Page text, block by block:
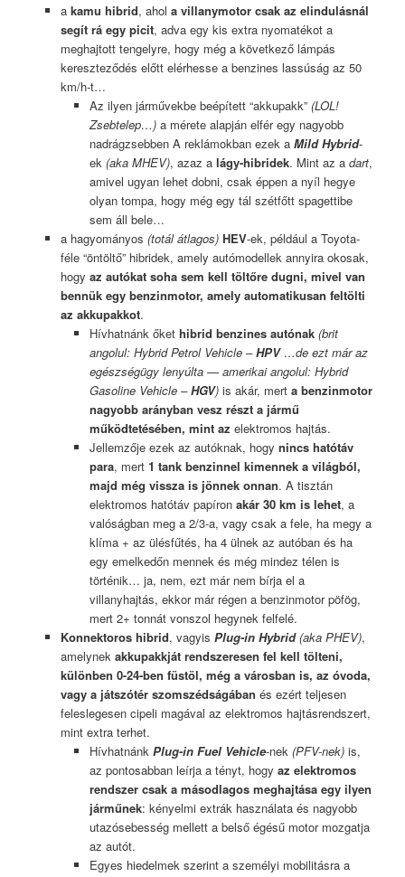
a kamu hibrid, ahol a villanymotor csak az elindulásnál
segít rá egy picit, adva egy kis extra nyomatékot a
meghajtott tengelyre, hogy még a következő lámpás
kereszteződés előtt elérhesse a benzines lassúság az 50
km/h-t…
Az ilyen járművekbe beépített “akkupakk”(LOL!
Zsebtelep…) a mérete alapján elfér egy nagyobb
nadrágzsebben A reklámokban ezek aMild Hybrid-
ek(aka MHEV), azaz alágy-hibridek. Mint az adart,
amivel ugyan lehet dobni, csak éppen a nyíl hegye
olyan tompa, hogy még egy tál szétfőtt spagettibe
sem áll bele…
a hagyományos (totál átlagos) HEV-ek, például a Toyota-
féle “öntöltő” hibridek, amely autómodellek annyira okosak,
hogy az autókat soha sem kell töltőre dugni, mivel van
bennük egy benzinmotor, amely automatikusan feltölti
az akkupakkot.
Hívhatnánk őkethibrid benzines autónak (brit
angolul: Hybrid Petrol Vehicle –HPV…de ezt már az
egészségügy lenyúlta — amerikai angolul: Hybrid
Gasoline Vehicle –HGV) is akár, merta benzinmotor
nagyobb arányban vesz részt a jármű
működtetésében, mint azelektromos hajtás.
Jellemzője ezek az autóknak, hogynincs hatótáv
para, mert1 tank benzinnel kimennek a világból,
majd még vissza is jönnek onnan. A tisztán
elektromos hatótáv papíronakár 30 km is lehet, a
valóságban meg a 2/3-a, vagy csak a fele, ha megy a
klíma + az ülésfűtés, ha 4 ülnek az autóban és ha
egy emelkedőn mennek és még mindez télen is
történik… ja, nem, ezt már nem bírja el a
villanyhajtás, ekkor már régen a benzinmotor pöfög,
mert 2+ tonnát vonszol hegynek felfelé.
Konnektoros hibrid, vagyis Plug-in Hybrid(aka PHEV),
amelynek akkupakkját rendszeresen fel kell tölteni,
különben 0-24-ben füstöl, még a városban is, az óvoda,
vagy a játszótér szomszédságában és ezért teljesen
feleslegesen cipeli magával az elektromos hajtásrendszert,
mint extra terhet.
HívhatnánkPlug-in Fuel Vehicle-nek(PFV-nek) is,
az pontosabban leírja a tényt, hogyaz elektromos
rendszer csak a másodlagos meghajtása egy ilyen
járműnek: kényelmi extrák használata és nagyobb
utazósebesség mellett a belső égésű motor mozgatja
az autót.
Egyes hiedelmek szerint a személyi mobilitásra a